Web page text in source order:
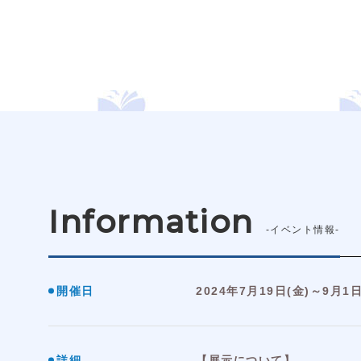
Information -イベント情報-
開催日 2024年7月19日(金)～9月1